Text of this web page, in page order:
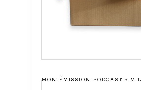
MON ÉMISSION PODCAST «